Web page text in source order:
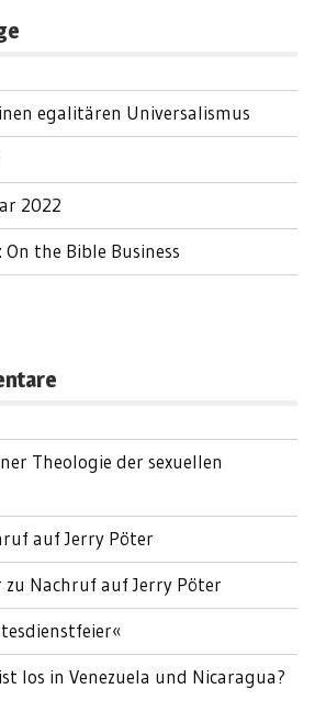
egalitären Universalismus
2022
the Bible Business
Theologie der sexuellen
auf Jerry Pöter
zu Nachruf auf Jerry Pöter
los in Venezuela und Nicaragua?